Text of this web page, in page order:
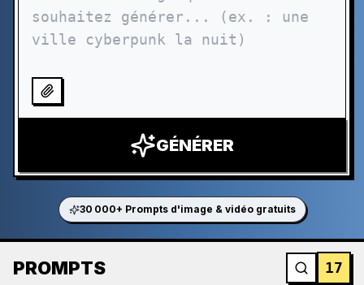
GÉNÉRER
30 000+ Prompts d'image & vidéo gratuits
PROMPTS 17